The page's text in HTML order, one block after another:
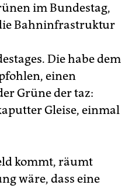
im Bundestag,
Bahninfrastruktur
Die habe dem
einen
Grüne der taz:
Gleise, einmal
kommt, räumt
wäre, dass eine